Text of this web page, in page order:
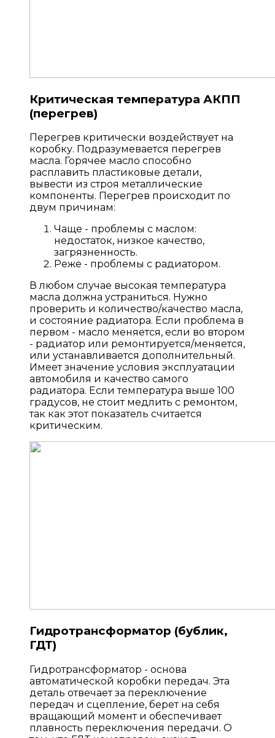
Критическая температура АКПП
(перегрев)
Перегрев критически воздействует на
коробку. Подразумевается перегрев
масла. Горячее масло способно
расплавить пластиковые детали,
вывести из строя металлические
компоненты. Перегрев происходит по
двум причинам:
Чаще - проблемы с маслом:
недостаток, низкое качество,
загрязненность.
Реже - проблемы с радиатором.
В любом случае высокая температура
масла должна устраниться. Нужно
проверить и количество/качество масла,
и состояние радиатора. Если проблема в
первом - масло меняется, если во втором
- радиатор или ремонтируется/меняется,
или устанавливается дополнительный.
Имеет значение условия эксплуатации
автомобиля и качество самого
радиатора. Если температура выше 100
градусов, не стоит медлить с ремонтом,
так как этот показатель считается
критическим.
Гидротрансформатор (бублик,
ГДТ)
Гидротрансформатор - основа
автоматической коробки передач. Эта
деталь отвечает за переключение
передач и сцепление, берет на себя
вращающий момент и обеспечивает
плавность переключения передачи. О